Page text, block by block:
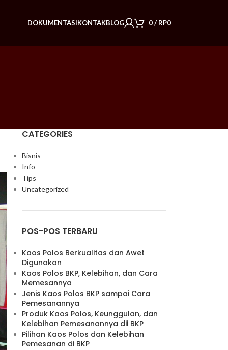
DOKUMENTASIKONTAKBLOG 0/ RP0
CATEGORIES
Bisnis
Info
Tips
Uncategorized
POS-POS TERBARU
Kaos Polos Berkualitas dan Awet
Digunakan
Kaos Polos BKP, Kelebihan, dan Cara
Memesannya
Jenis Kaos Polos BKP sampai Cara
Pemesanannya
Produk Kaos Polos, Keunggulan, dan
Kelebihan Pemesanannya dii BKP
Pilihan Kaos Polos dan Kelebihan
Pemesanan di BKP